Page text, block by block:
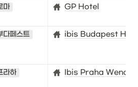
GP Hotel
페스트 ibis Budapest
하 Ibis Praha